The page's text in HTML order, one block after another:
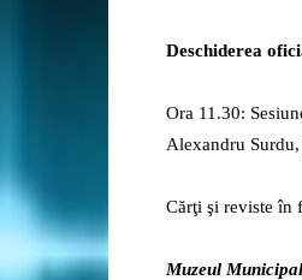
Deschiderea
Ora 11.30:
Alexandru
Cărţi şi reviste în
Muzeul